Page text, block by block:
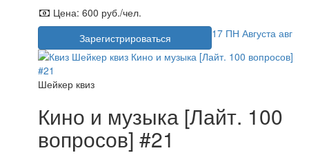
Цена: 600 руб./чел.
Зарегистрироваться
17 ПН Августа авг
Шейкер квиз
Кино и музыка [Лайт. 100
вопросов] #21